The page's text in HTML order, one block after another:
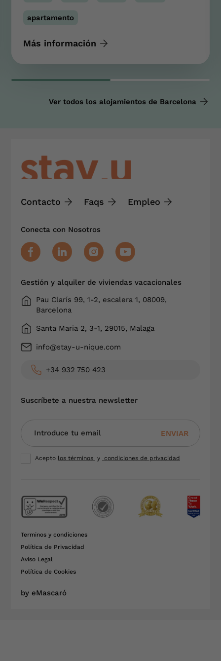
apartamento
Más información
Ver todos los alojamientos de Barcelona
Contacto Faqs Empleo
Conecta con Nosotros
Gestión y alquiler de viviendas vacacionales
Pau Clarís 99, 1-2, escalera 1, 08009,
Barcelona
Santa Maria 2, 3-1, 29015, Malaga
info@stay-u-nique.com
+34 932 750 423
Suscríbete a nuestra newsletter
ENVIAR
Acepto los términos y condiciones de privacidad
Terminos y condiciones
Política de Privacidad
Aviso Legal
Política de Cookies
by eMascaró